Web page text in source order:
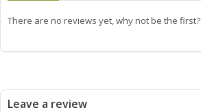
There are no reviews yet, why not be the first?
Leave a review